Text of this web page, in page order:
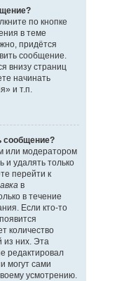
по кнопке
в теме
придётся
сообщение.
внизу страниц
начинать
и т.п.
сообщение?
или модератором
и удалять только
перейти к
в
в течение
Если кто-то
количество
из них. Эта
редактировал
могут сами
усмотрению.